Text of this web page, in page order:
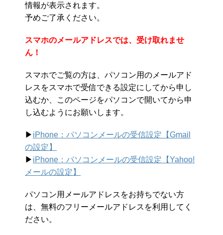
情報が表示されます。
予めご了承ください。
スマホのメールアドレスでは、受け取れませ
ん！
スマホでご覧の方は、パソコン用のメールアド
レスをスマホで受信できる設定にしてから申し
込むか、このページをパソコンで開いてから申
し込むようにお願いします。
▶︎ iPhone：パソコンメールの受信設定【Gmail
の設定】
▶︎ iPhone：パソコンメールの受信設定【Yahoo!
メールの設定】
パソコン用メールアドレスをお持ちでない方
は、無料のフリーメールアドレスを利用してく
ださい。